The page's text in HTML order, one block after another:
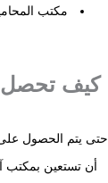
مكتب
كيف تحصل
حتى يتم الحصول على
أن تستعين بمكتب